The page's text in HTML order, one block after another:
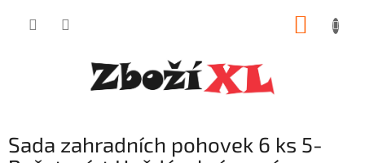
Sada zahradních pohovek 6 ks 5-